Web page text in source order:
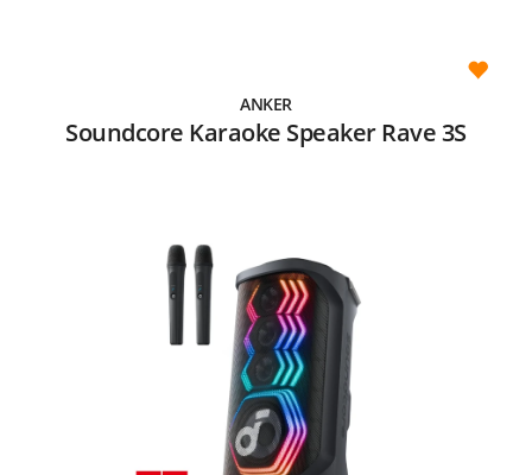
ANKER
Soundcore Karaoke Speaker Rave 3S